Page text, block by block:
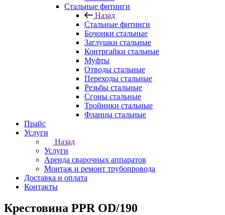
Стальные фитинги
Назад
Стальные фитинги
Бочонки стальные
Заглушки стальные
Контргайки стальные
Муфты
Отводы стальные
Переходы стальные
Резьбы стальные
Сгоны стальные
Тройники стальные
Фланцы стальные
Прайс
Услуги
Назад
Услуги
Аренда сварочных аппаратов
Монтаж и ремонт трубопровода
Доставка и оплата
Контакты
Крестовина PPR OD/190